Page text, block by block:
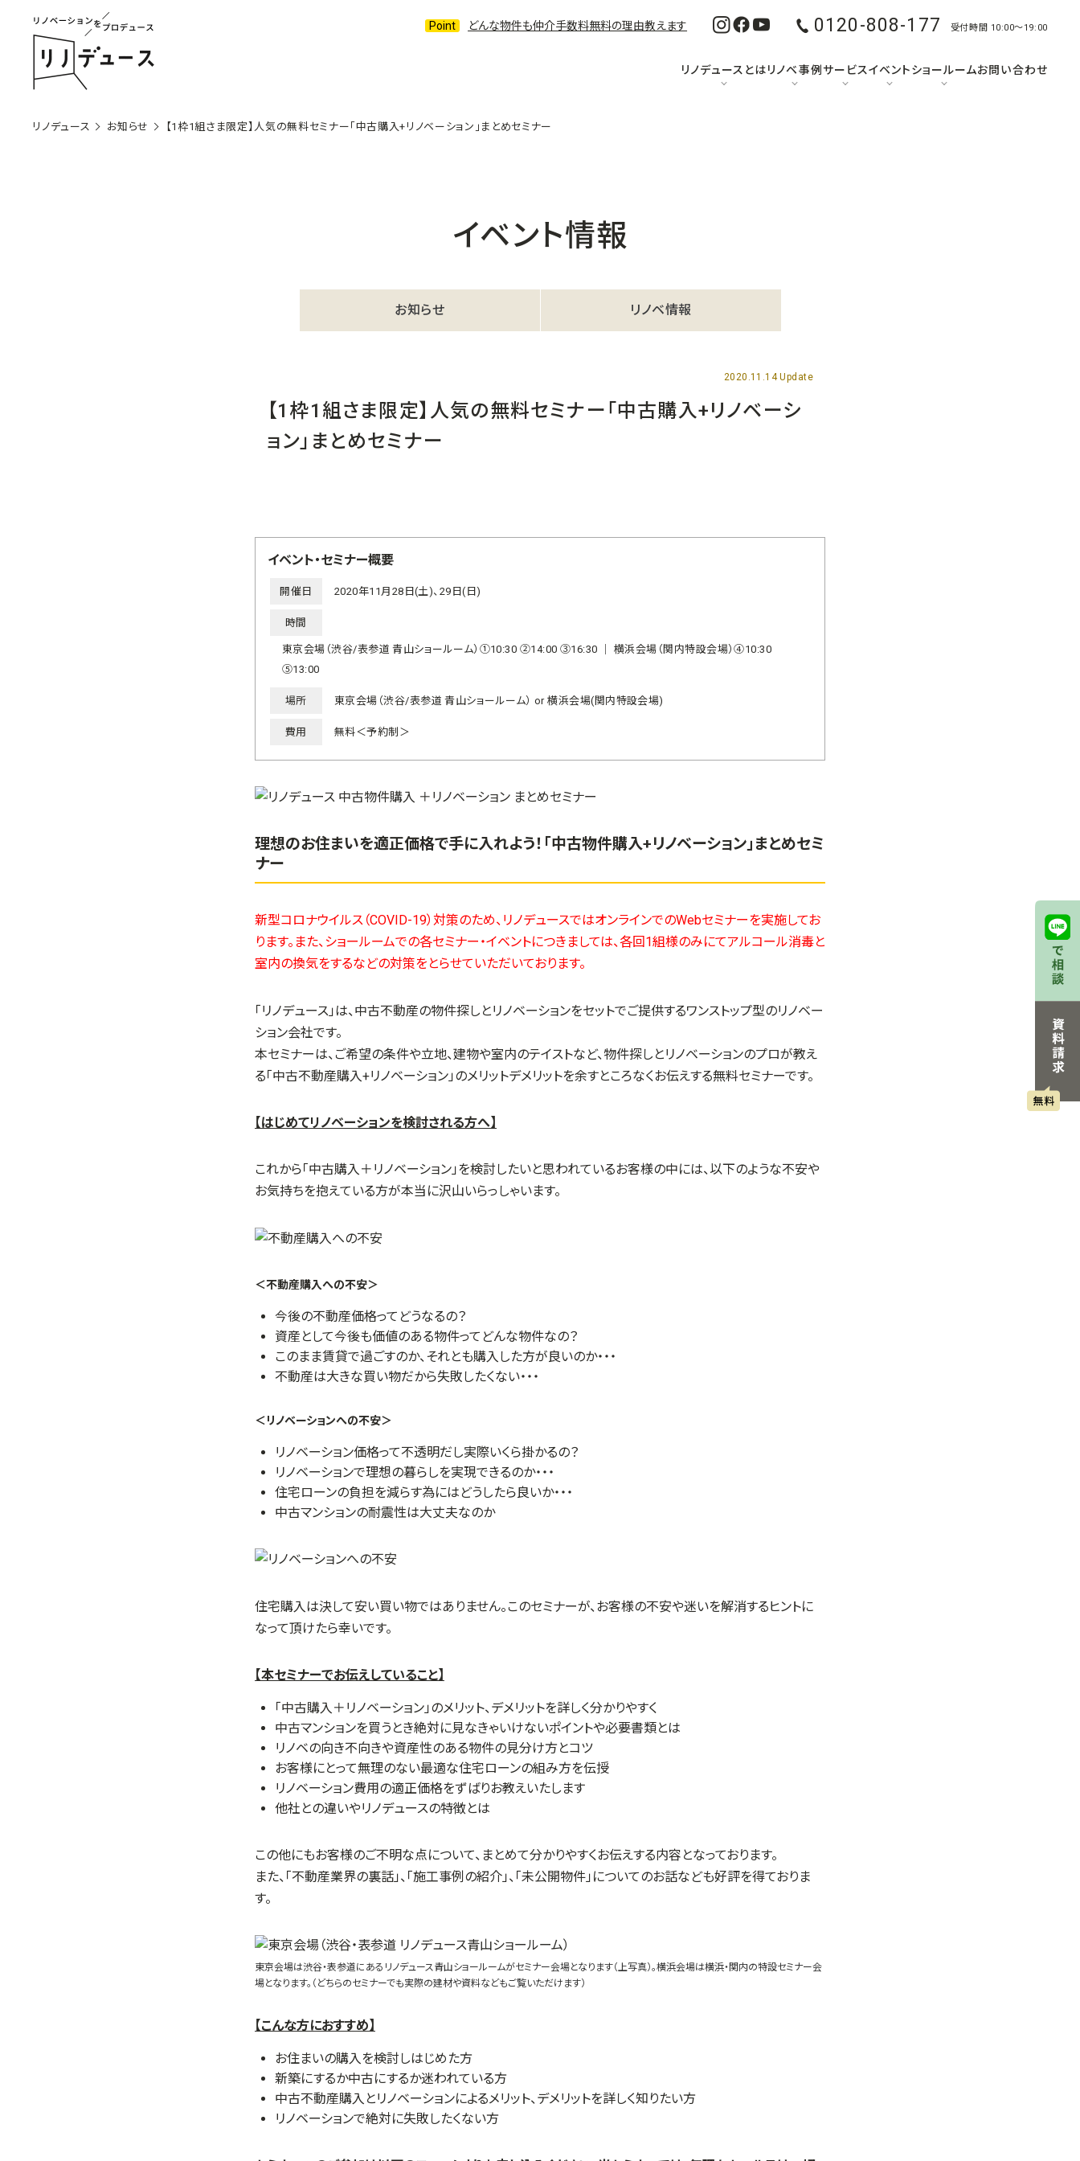
どんな物件も仲介手数料無料の理由教えます 0120-808-177 受付時間 10:00〜19:00
リノデュースとはリノベ事例サービスイベントショールームお問い合わせ
リノデュース お知らせ 【1枠1組さま限定】人気の無料セミナー「中古購入+リノベーション」まとめセミナー
イベント情報
お知らせ リノベ情報
2020.11.14 Update
【1枠1組さま限定】人気の無料セミナー「中古購入+リノベーシ
ョン」まとめセミナー
イベント・セミナー概要
開催日 2020年11月28日(土)、29日(日)
時間
東京会場（渋谷/表参道 青山ショールーム）①10:30 ②14:00 ③16:30 ｜ 横浜会場（関内特設会場）④10:30
⑤13:00
場所 東京会場（渋谷/表参道 青山ショールーム） or 横浜会場(関内特設会場)
費用 無料＜予約制＞
理想のお住まいを適正価格で手に入れよう！「中古物件購入+リノベーション」まとめセミ
ナー
新型コロナウイルス（COVID-19）対策のため、リノデュースではオンラインでのWebセミナーを実施してお
ります。また、ショールームでの各セミナー・イベントにつきましては、各回1組様のみにてアルコール消毒と
室内の換気をするなどの対策をとらせていただいております。
「リノデュース」は、中古不動産の物件探しとリノベーションをセットでご提供するワンストップ型のリノベー
ション会社です。
本セミナーは、ご希望の条件や立地、建物や室内のテイストなど、物件探しとリノベーションのプロが教え
る「中古不動産購入+リノベーション」のメリットデメリットを余すところなくお伝えする無料セミナーです。
【はじめてリノベーションを検討される方へ】
これから「中古購入＋リノベーション」を検討したいと思われているお客様の中には、以下のような不安や
お気持ちを抱えている方が本当に沢山いらっしゃいます。
＜不動産購入への不安＞
今後の不動産価格ってどうなるの？
資産として今後も価値のある物件ってどんな物件なの？
このまま賃貸で過ごすのか、それとも購入した方が良いのか・・・
不動産は大きな買い物だから失敗したくない・・・
＜リノベーションへの不安＞
リノベーション価格って不透明だし実際いくら掛かるの？
リノベーションで理想の暮らしを実現できるのか・・・
住宅ローンの負担を減らす為にはどうしたら良いか・・・
中古マンションの耐震性は大丈夫なのか
住宅購入は決して安い買い物ではありません。このセミナーが、お客様の不安や迷いを解消するヒントに
なって頂けたら幸いです。
【本セミナーでお伝えしていること】
「中古購入＋リノベーション」のメリット、デメリットを詳しく分かりやすく
中古マンションを買うとき絶対に見なきゃいけないポイントや必要書類とは
リノベの向き不向きや資産性のある物件の見分け方とコツ
お客様にとって無理のない最適な住宅ローンの組み方を伝授
リノベーション費用の適正価格をずばりお教えいたします
他社との違いやリノデュースの特徴とは
この他にもお客様のご不明な点について、まとめて分かりやすくお伝えする内容となっております。
また、「不動産業界の裏話」、「施工事例の紹介」、「未公開物件」についてのお話なども好評を得ておりま
す。
東京会場は渋谷・表参道にあるリノデュース青山ショールームがセミナー会場となります（上写真）。横浜会場は横浜・関内の特設セミナー会
場となります。（どちらのセミナーでも実際の建材や資料などもご覧いただけます）
【こんな方におすすめ】
お住まいの購入を検討しはじめた方
新築にするか中古にするか迷われている方
中古不動産購入とリノベーションによるメリット、デメリットを詳しく知りたい方
リノベーションで絶対に失敗したくない方